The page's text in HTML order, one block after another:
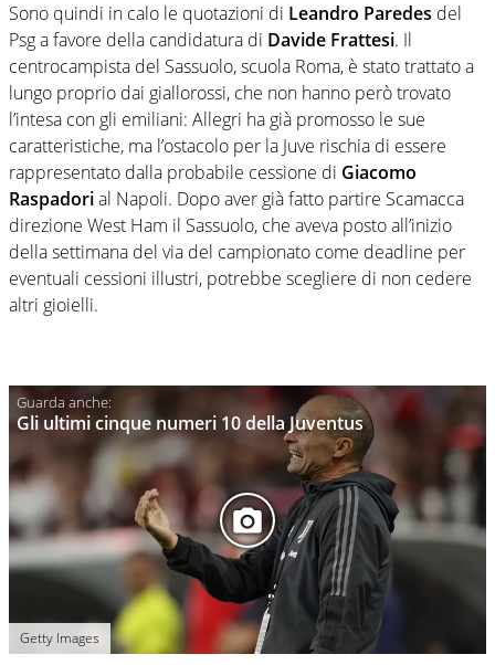
Sono quindi in calo le quotazioni di Leandro Paredes del
Psg a favore della candidatura di Davide Frattesi. Il
centrocampista del Sassuolo, scuola Roma, è stato trattato a
lungo proprio dai giallorossi, che non hanno però trovato
l’intesa con gli emiliani: Allegri ha già promosso le sue
caratteristiche, ma l’ostacolo per la Juve rischia di essere
rappresentato dalla probabile cessione di Giacomo
Raspadorial Napoli. Dopo aver già fatto partire Scamacca
direzione West Ham il Sassuolo, che aveva posto all’inizio
della settimana del via del campionato come deadline per
eventuali cessioni illustri, potrebbe scegliere di non cedere
altri gioielli.
Gli ultimi cinque numeri 10 della Juventus
Getty Images